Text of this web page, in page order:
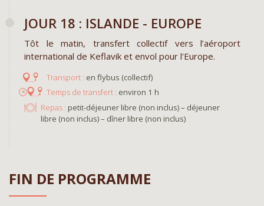
JOUR 18 : ISLANDE - EUROPE
Tôt le matin, transfert collectif vers l’aéroport
international de Keflavik et envol pour l'Europe.
en flybus (collectif)
environ 1 h
Repas : petit-déjeuner libre (non inclus) – déjeuner
libre (non inclus) – dîner libre (non inclus)
FIN DE PROGRAMME